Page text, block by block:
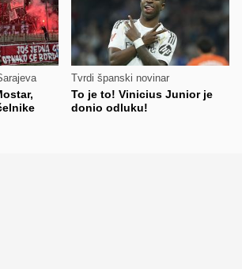
Tvrdi španski novinar
To je to! Vinicius Junior je
donio odluku!